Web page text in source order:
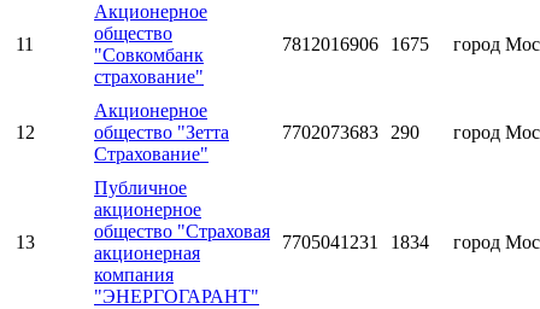
11
Акционерное
общество
"Совкомбанк
страхование"
7812016906 1675 город
12
Акционерное
общество "Зетта
Страхование"
7702073683 290 город
13
Публичное
акционерное
общество "Страховая
акционерная
компания
"ЭНЕРГОГАРАНТ"
7705041231 1834 город